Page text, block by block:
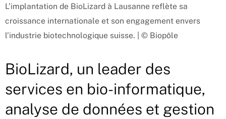
L’implantation de BioLizard à Lausanne reflète sa
croissance internationale et son engagement envers
l’industrie biotechnologique suisse. | © Biopôle
BioLizard, un leader des
services en bio-informatique,
analyse de données et gestion